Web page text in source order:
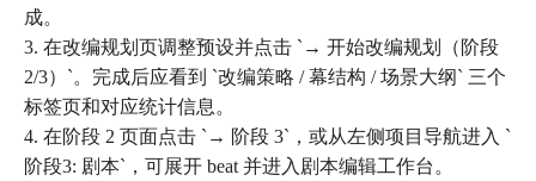
成。
3. 在改编规划页调整预设并点击 `→ 开始改编规划（阶段
2/3）`。完成后应看到 `改编策略 / 幕结构 / 场景大纲` 三个
标签页和对应统计信息。
4. 在阶段 2 页面点击 `→ 阶段 3`，或从左侧项目导航进入 `
阶段3: 剧本`，可展开 beat 并进入剧本编辑工作台。